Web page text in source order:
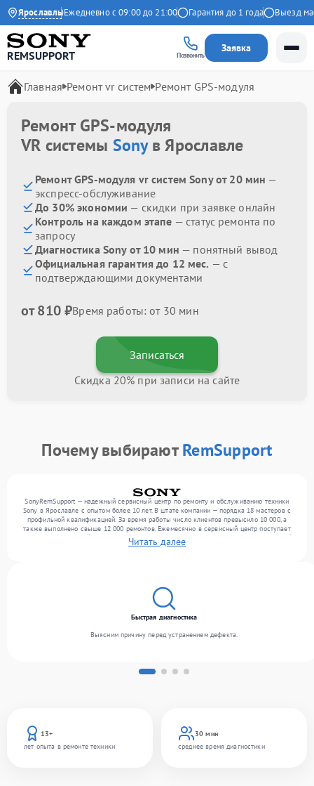
Ярославль
Яндекс Ежедневно с 09:00 до 21:00 Гарантия до 1 года Выезд
REMSUPPORT Позвонить
Заявка
Главная Ремонт vr систем Ремонт GPS-модуля
Ремонт GPS-модуля
VR системы Sonyв Ярославле
Ремонт GPS-модуля vr систем Sony от 20 мин —
экспресс-обслуживание
До 30% экономии — скидки при заявке онлайн
Контроль на каждом этапе — статус ремонта по
запросу
Диагностика Sony от 10 мин — понятный вывод
Официальная гарантия до 12 мес. — с
подтверждающими документами
от 810 ₽Время работы: от 30 мин
Записаться
Скидка 20% при записи на сайте
Почему выбираютRemSupport
SonyRemSupport — надежный сервисный центр по ремонту и обслуживанию техники
Sony в Ярославле с опытом более 10 лет. В штате компании — порядка 18 мастеров с
профильной квалификацией. За время работы число клиентов превысило 10 000, а
также выполнено свыше 12 000 ремонтов. Ежемесячно в сервисный центр поступает
более 300 обращений, включая , , . Мы работаем с широким спектром неисправностей
и обеспечиваем надежный результат благодаря опыту команды.
Читать далее
13+
лет опыта в ремонте техники
30 мин
среднее время диагностики
Быстрая диагностика
Выясним причину перед устранением дефекта.